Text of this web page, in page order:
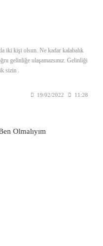
iki kişi olsun. Ne kadar kalabalık
gelinliğe ulaşamazsınız. Gelinliği
sizin .
19/02/2022 11:28